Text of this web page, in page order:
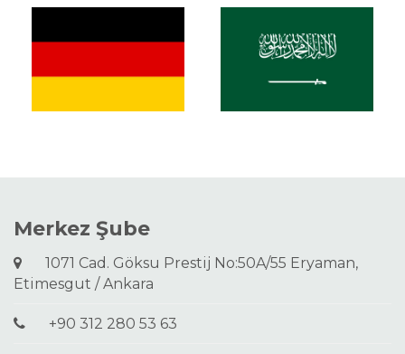
Merkez Şube
1071 Cad. Göksu Prestij No:50A/55 Eryaman,
Etimesgut / Ankara
+90 312 280 53 63